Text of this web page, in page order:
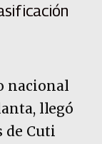
nacional
llegó
de Cuti